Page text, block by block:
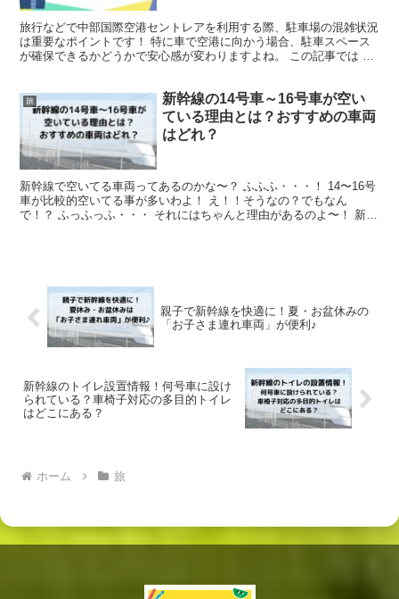
旅行などで中部国際空港セントレアを利用する際、駐車場の混雑状況
は重要なポイントです！ 特に車で空港に向かう場合、駐車スペース
が確保できるかどうかで安心感が変わりますよね。 この記事では ・
旅
新幹線の14号車～16号車が空い
ている理由とは？おすすめの車両
はどれ？
新幹線で空いてる車両ってあるのかな〜？ ふふふ・・・！ 14〜16号
車が比較的空いてる事が多いわよ！ え！！そうなの？でもなん
で！？ ふっふっふ・・・ それにはちゃんと理由があるのよ〜！ 新幹
親子で新幹線を快適に！夏・お盆休みの
「お子さま連れ車両」が便利♪
新幹線のトイレ設置情報！何号車に設け
られている？車椅子対応の多目的トイレ
はどこにある？
ホーム 旅